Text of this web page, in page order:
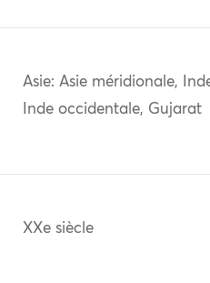
Asie: Asie méridionale,
Inde occidentale, Gujarat
XXe siècle